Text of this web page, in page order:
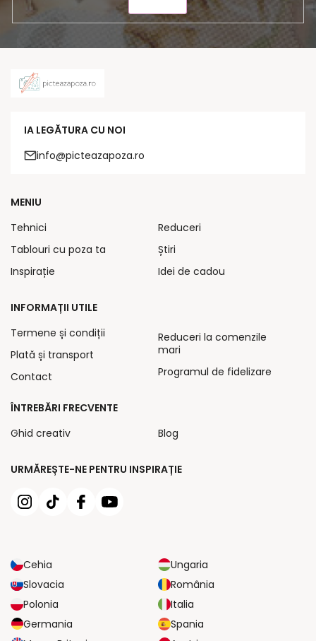
IA LEGĂTURA CU NOI
info@picteazapoza.ro
URMĂREȘTE-NE PENTRU INSPIRAȚIE
Cehia
Ungaria
Slovacia
România
Polonia
Italia
Germania
Spania
MENIU
Tehnici
Tablouri cu poza ta
Inspirație
Reduceri
Știri
Idei de cadou
INFORMAȚII UTILE
Termene și condiții
Plată și transport
Contact
Reduceri la comenzile
mari
Programul de fidelizare
ÎNTREBĂRI FRECVENTE
Ghid creativ
Blog